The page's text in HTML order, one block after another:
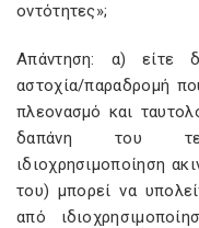
οντότητες»;
Απάντηση: α) είτε
αστοχία/παραδρομή
πλεονασμό και
δαπάνη του
ιδιοχρησιμοποίηση
του) μπορεί να
από